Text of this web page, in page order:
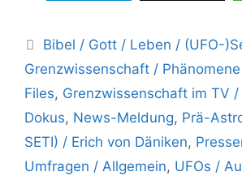
Kategorien
Bibel / Gott / Leben / (UFO-
Grenzwissenschaft /
Files, Grenzwissenschaft im TV
Dokus, News-Meldung, Prä-
SETI) / Erich von Däniken,
Umfragen / Allgemein, UFOs /